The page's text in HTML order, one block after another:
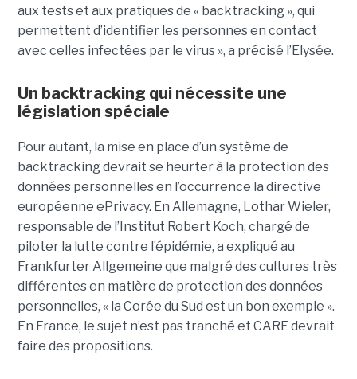
aux tests et aux pratiques de « backtracking », qui
permettent d’identifier les personnes en contact
avec celles infectées par le virus », a précisé l’Elysée.
Un backtracking qui nécessite une
législation spéciale
Pour autant, la mise en place d’un système de
backtracking devrait se heurter à la protection des
données personnelles en l’occurrence la directive
européenne ePrivacy. En Allemagne, Lothar Wieler,
responsable de l’Institut Robert Koch, chargé de
piloter la lutte contre l’épidémie, a expliqué au
Frankfurter Allgemeine que malgré des cultures très
différentes en matière de protection des données
personnelles, « la Corée du Sud est un bon exemple ».
En France, le sujet n’est pas tranché et CARE devrait
faire des propositions.